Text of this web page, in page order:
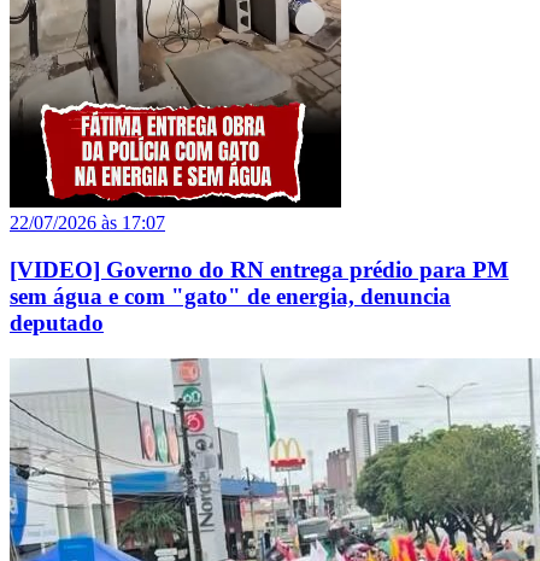
22/07/2026 às 17:07
[VIDEO] Governo do RN entrega prédio para PM
sem água e com "gato" de energia, denuncia
deputado